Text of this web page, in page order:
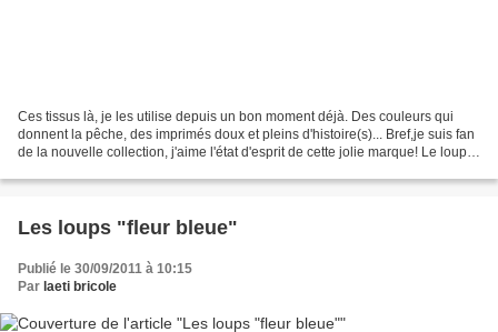
Ces tissus là, je les utilise depuis un bon moment déjà. Des couleurs qui
donnent la pêche, des imprimés doux et pleins d'histoire(s)... Bref,je suis fan
de la nouvelle collection, j'aime l'état d'esprit de cette jolie marque! Le loup
Les loups "fleur bleue"
Publié le 30/09/2011 à 10:15
Par laeti bricole